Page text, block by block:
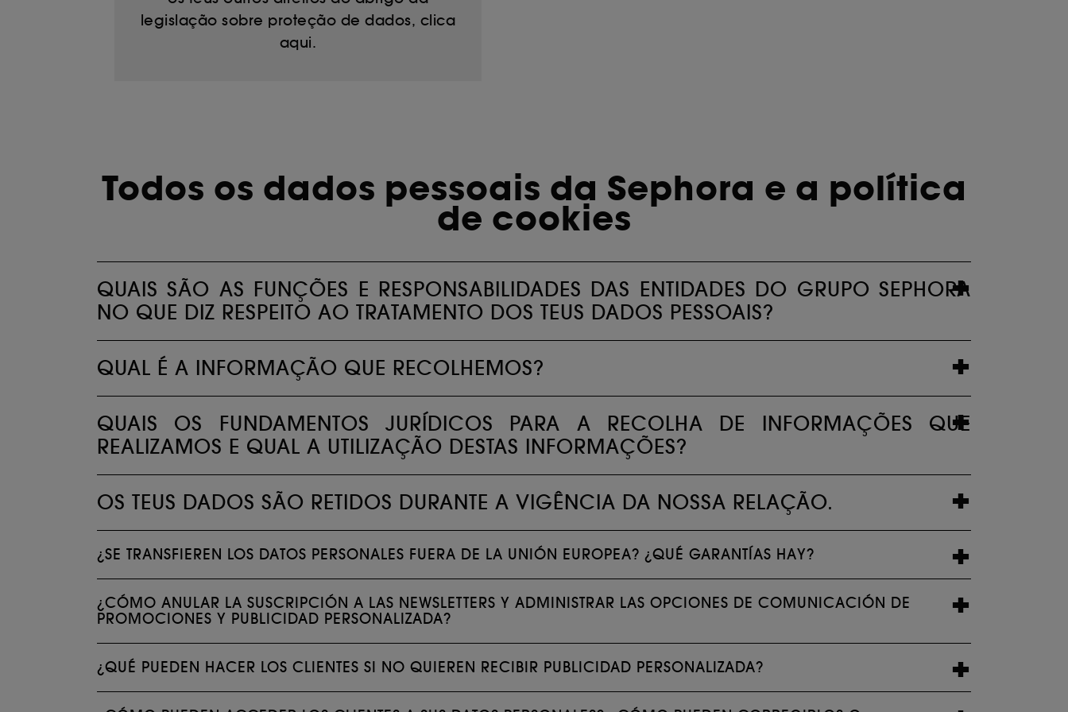
legislação sobre proteção de dados, clica
aqui.
Todos os dados pessoais da Sephora e a política
de cookies
QUAIS SÃO AS FUNÇÕES E RESPONSABILIDADES DAS ENTIDADES DO GRUPO SEPHORA
NO QUE DIZ RESPEITO AO TRATAMENTO DOS TEUS DADOS PESSOAIS?
QUAL É A INFORMAÇÃO QUE RECOLHEMOS?
QUAIS OS FUNDAMENTOS JURÍDICOS PARA A RECOLHA DE INFORMAÇÕES QUE
REALIZAMOS E QUAL A UTILIZAÇÃO DESTAS INFORMAÇÕES?
OS TEUS DADOS SÃO RETIDOS DURANTE A VIGÊNCIA DA NOSSA RELAÇÃO.
¿SE TRANSFIEREN LOS DATOS PERSONALES FUERA DE LA UNIÓN EUROPEA? ¿QUÉ GARANTÍAS HAY?
¿CÓMO ANULAR LA SUSCRIPCIÓN A LAS NEWSLETTERS Y ADMINISTRAR LAS OPCIONES DE COMUNICACIÓN DE
PROMOCIONES Y PUBLICIDAD PERSONALIZADA?
¿QUÉ PUEDEN HACER LOS CLIENTES SI NO QUIEREN RECIBIR PUBLICIDAD PERSONALIZADA?